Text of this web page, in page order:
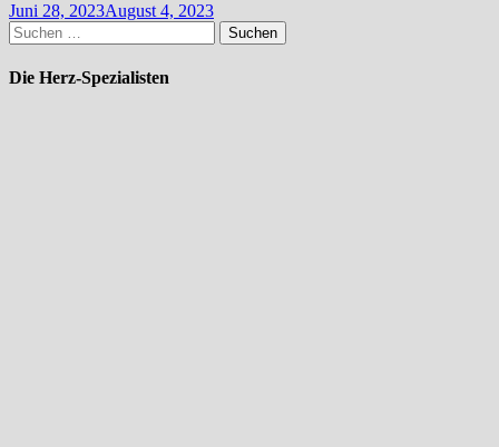
Juni 28, 2023August 4, 2023
Suchen
nach:
Die Herz-Spezialisten